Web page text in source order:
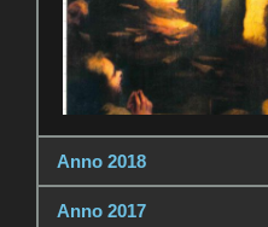
Anno 2018
Anno 2017